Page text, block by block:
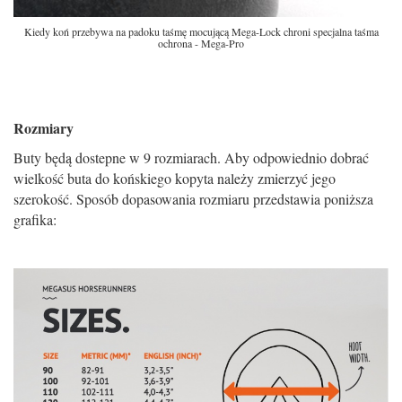
Kiedy koń przebywa na padoku taśmę mocującą Mega-Lock chroni specjalna taśma
ochrona - Mega-Pro
Rozmiary
Buty będą dostepne w 9 rozmiarach. Aby odpowiednio dobrać
wielkość buta do końskiego kopyta należy zmierzyć jego
szerokość. Sposób dopasowania rozmiaru przedstawia poniższa
grafika: